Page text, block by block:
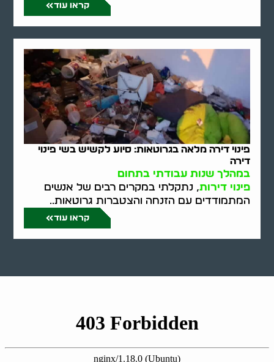
קראו עוד
פינוי דירה מלאה בגרוטאות: סיוע לקשיש בשי פינוי
דירה
במהלך שנות עבודתי בתחום
פינוי דירות, נתקלתי במקרים רבים של אנשים
המתמודדים עם הזנחה והצטברות גרוטאות..
קראו עוד